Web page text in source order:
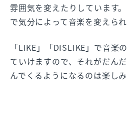
雰囲気を変えたりしています
で気分によって音楽を変えら
「LIKE」「DISLIKE」で音楽
ていけますので、それがだん
んでくるようになるのは楽しみ